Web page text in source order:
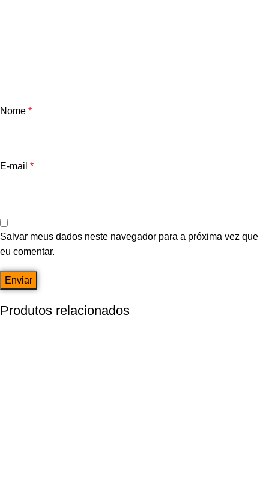
Nome *
E-mail *
Salvar meus dados neste navegador para a próxima vez que
eu comentar.
Produtos relacionados